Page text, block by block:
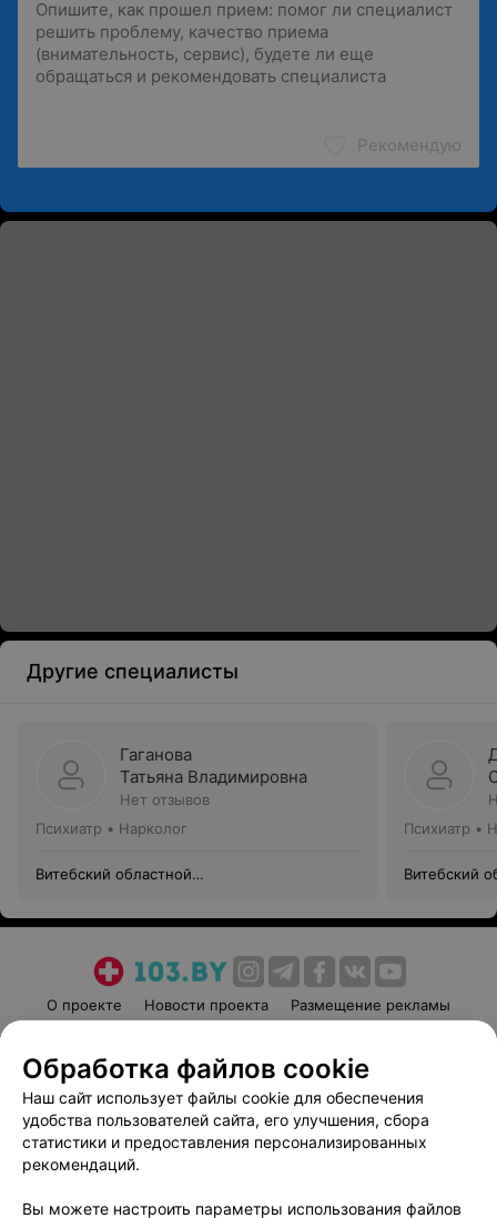
Рекомендую
Другие специалисты
Гаганова
Татьяна Владимировна
Нет отзывов
Психиатр • Нарколог
Витебский областной
Психиатр •
Витебский
О проекте Новости проекта
Размещение рекламы
Пользовательское соглашение
Способы оплаты
Вакансии
Партнеры
Написать руководителю 103.by
Обработка файлов cookie
Наш сайт использует файлы cookie для обеспечения
удобства пользователей сайта, его улучшения, сбора
статистики и предоставления персонализированных
рекомендаций.
Вы можете настроить параметры использования файлов